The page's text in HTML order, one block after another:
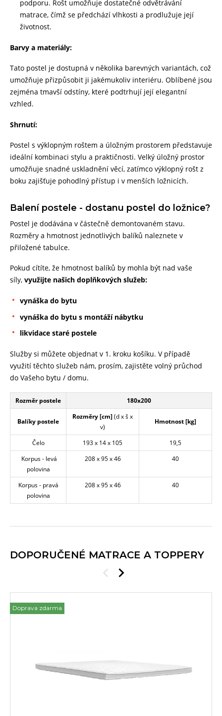
podporu. Rošt umožňuje dostatečné odvětrávání
matrace, čímž se předchází vlhkosti a prodlužuje její
životnost.
Barvy a materiály:
Tato postel je dostupná v několika barevných variantách, což
umožňuje přizpůsobit ji jakémukoliv interiéru. Oblíbené jsou
zejména tmavší odstíny, které podtrhují její elegantní
vzhled.
Shrnutí:
Postel s výklopným roštem a úložným prostorem představuje
ideální kombinaci stylu a praktičnosti. Velký úložný prostor
umožňuje snadné uskladnění věcí, zatímco výklopný rošt z
boku zajišťuje pohodlný přístup i v menších ložnicích.
Balení postele - dostanu postel do ložnice?
Postel je dodávána v částečně demontovaném stavu.
Rozměry a hmotnost jednotlivých balíků naleznete v
přiložené tabulce.
Pokud cítíte, že hmotnost balíků by mohla být nad vaše
síly, využijte našich doplňkových služeb:
vynáška do bytu
vynáška do bytu s montáží nábytku
likvidace staré postele
Služby si můžete objednat v 1. kroku košíku. V případě
využití těchto služeb nám, prosím, zajistěte volný průchod
do Vašeho bytu / domu.
Rozměr postele 180x200
Balíky postele
Rozměry [cm](d x š x
v)
Hmotnost [kg]
Čelo 193 x 14 x 105
19,5
Korpus - levá
polovina
208 x 95 x 46 40
Korpus - pravá
polovina
208 x 95 x 46 40
DOPORUČENÉ MATRACE A TOPPERY
Doprava zdarma